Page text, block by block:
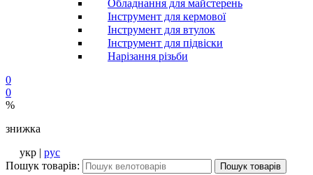
Обладнання для майстерень
Інструмент для кермової
Інструмент для втулок
Інструмент для підвіски
Нарізання різьби
0
0
%
знижка
укр | рус
Пошук товарів:
Пошук товарів